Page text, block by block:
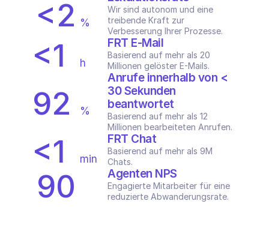
<2 %
Wir sind autonom und eine
treibende Kraft zur
Verbesserung Ihrer Prozesse.
<1 h
FRT E-Mail
Basierend auf mehr als 20
Millionen gelöster E-Mails.
92 %
Anrufe innerhalb von <
30 Sekunden
beantwortet
Basierend auf mehr als 12
Millionen bearbeiteten Anrufen.
<1 min
FRT Chat
Basierend auf mehr als 9M
Chats.
90 Agenten NPS
Engagierte Mitarbeiter für eine
reduzierte Abwanderungsrate.